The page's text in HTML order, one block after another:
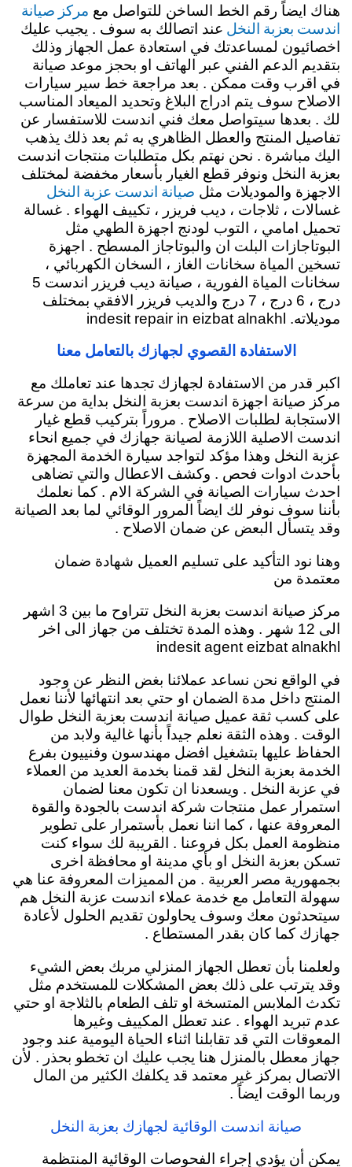
هناك ايضاً رقم الخط الساخن للتواصل مع مركز صيانة
اندست بعزبة النخل عند اتصالك به سوف . يجيب عليك
اخصائيون لمساعدتك في استعادة عمل الجهاز وذلك
بتقديم الدعم الفني عبر الهاتف او بحجز موعد صيانة
في اقرب وقت ممكن . بعد مراجعة خط سير سيارات
الاصلاح سوف يتم ادراج البلاغ وتحديد الميعاد المناسب
لك . بعدها سيتواصل معك فني اندست للاستفسار عن
تفاصيل المنتج والعطل الظاهري به ثم بعد ذلك يذهب
اليك مباشرة . نحن نهتم بكل متطلبات منتجات اندست
بعزبة النخل ونوفر قطع الغيار بأسعار مخفضة لمختلف
الاجهزة والموديلات مثل صيانة اندست عزبة النخل
غسالات ، ثلاجات ، ديب فريزر ، تكييف الهواء . غسالة
تحميل امامي ، التوب لودنج اجهزة الطهي مثل
البوتاجازات البلت ان والبوتاجاز المسطح . اجهزة
تسخين المياة سخانات الغاز ، السخان الكهربائي ،
سخانات المياة الفورية ، صيانة ديب فريزر اندست 5
درج ، 6 درج ، 7 درج والديب فريزر الافقي بمختلف
موديلاته. indesit repair in eizbat alnakhl
الاستفادة القصوي لجهازك بالتعامل معنا
اكبر قدر من الاستفادة لجهازك تجدها عند تعاملك مع
مركز صيانة اجهزة اندست بعزبة النخل بداية من سرعة
الاستجابة لطلبات الاصلاح . مروراً بتركيب قطع غيار
اندست الاصلية اللازمة لصيانة جهازك في جميع انحاء
عزبة النخل وهذا مؤكد لتواجد سيارة الخدمة المجهزة
بأحدث ادوات فحص . وكشف الاعطال والتي تضاهى
احدث سيارات الصيانة في الشركة الام . كما نعلمك
بأننا سوف نوفر لك ايضاً المرور الوقائي لما بعد الصيانة
وقد يتسأل البعض عن ضمان الاصلاح .
وهنا نود التأكيد على تسليم العميل شهادة ضمان
معتمدة من
مركز صيانة اندست بعزبة النخل تتراوح ما بين 3 اشهر
الى 12 شهر . وهذه المدة تختلف من جهاز الى اخر
indesit agent eizbat alnakhl
في الواقع نحن نساعد عملائنا بغض النظر عن وجود
المنتج داخل مدة الضمان او حتي بعد انتهائها لأننا نعمل
على كسب ثقة عميل صيانة اندست بعزبة النخل طوال
الوقت . وهذه الثقة نعلم جيداً بأنها غالية ولابد من
الحفاظ عليها بتشغيل افضل مهندسون وفنييون بفرع
الخدمة بعزبة النخل لقد قمنا بخدمة العديد من العملاء
في عزبة النخل . ويسعدنا ان تكون معنا لضمان
استمرار عمل منتجات شركة اندست بالجودة والقوة
المعروفة عنها ، كما اننا نعمل بأستمرار على تطوير
منظومة العمل بكل فروعنا . القريبة لك سواء كنت
تسكن بعزبة النخل او بأي مدينة او محافظة اخرى
بجمهورية مصر العربية . من المميزات المعروفة عنا هي
سهولة التعامل مع خدمة عملاء اندست عزبة النخل هم
سيتحدثون معك وسوف يحاولون تقديم الحلول لأعادة
جهازك كما كان بقدر المستطاع .
ولعلمنا بأن تعطل الجهاز المنزلي مربك بعض الشيء
وقد يترتب على ذلك بعض المشكلات للمستخدم مثل
تكدث الملابس المتسخة او تلف الطعام بالثلاجة او حتي
عدم تبريد الهواء . عند تعطل المكييف وغيرها
المعوقات التي قد تقابلنا اثناء الحياة اليومية عند وجود
جهاز معطل بالمنزل هنا يجب عليك ان تخطو بحذر . لأن
الاتصال بمركز غير معتمد قد يكلفك الكثير من المال
وربما الوقت ايضاً .
صيانة اندست الوقائية لجهازك بعزبة النخل
يمكن أن يؤدي إجراء الفحوصات الوقائية المنتظمة